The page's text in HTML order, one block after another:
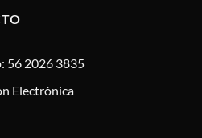
56 2026 3835
Electrónica